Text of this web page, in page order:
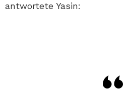
antwortete Yasin: